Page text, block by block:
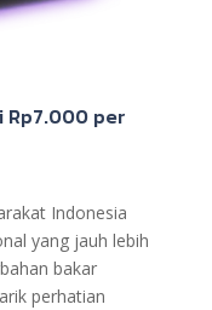
Rp7.000 per
Indonesia
yang jauh lebih
bakar
perhatian